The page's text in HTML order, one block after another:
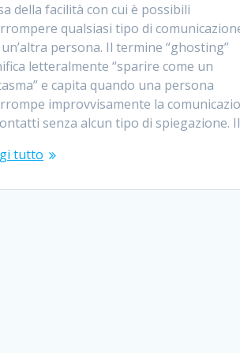
della facilità con cui è possibili
qualsiasi tipo di
persona. Il termine “ghosting”
letteralmente “sparire come un
e capita quando una persona
improvvisamente la
senza alcun tipo di spiegazione.
tutto